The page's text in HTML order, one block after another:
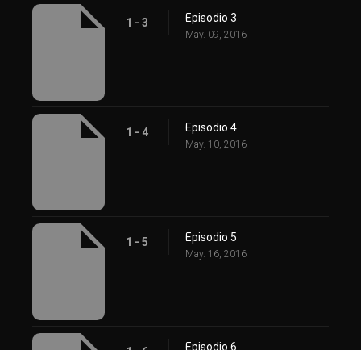
1 - 3 Episodio 3
May. 09, 2016
1 - 4 Episodio 4
May. 10, 2016
1 - 5 Episodio 5
May. 16, 2016
Episodio 6